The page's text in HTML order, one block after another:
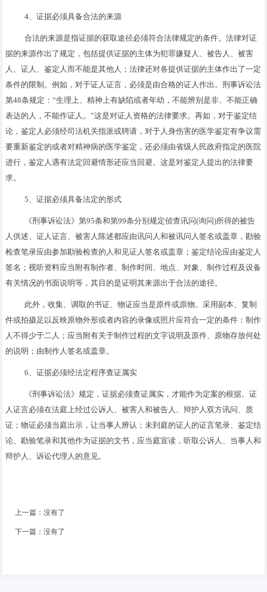
4、证据必须具备合法的来源
合法的来源是指证据的获取途径必须符合法律规定的条件。法律对证
据的来源作出了规定，包括提供证据的主体为犯罪嫌疑人、被告人、被害
人、证人、鉴定人而不能是其他人；法律还对各提供证据的主体作出了一定
条件的限制。例如，对于证人证言，必须是由合格的证人作出。刑事诉讼法
第48条规定：“生理上、精神上有缺陷或者年幼，不能辨别是非、不能正确
表达的人，不能作证人。”这是对证人资格的法律要求。再如，对于鉴定结
论，鉴定人必须经司法机关指派或聘请，对于人身伤害的医学鉴定有争议需
要重新鉴定的或者对精神病的医学鉴定，还必须由省级人民政府指定的医院
进行，鉴定人遇有法定回避情形还应当回避。这是对鉴定人提出的法律要
求。
5、证据必须具备法定的形式
《刑事诉讼法》第95条和第99条分别规定侦查讯问(询问)所得的被告
人供述、证人证言、被害人陈述都应由讯问人和被讯问人签名或盖章，勘验
检查笔录应由参加勘验检查的人和见证人签名或盖章；鉴定结论应由鉴定人
签名；视听资料应当附有制作者、制作时间、地点、对象、制作过程及设备
有关情况的书面说明等，其目的是证明其来源出于合法的途径。
此外，收集、调取的书证、物证应当是原件或原物。采用副本、复制
件或拍摄足以反映原物外形或者内容的录像或照片应符合一定的条件：制作
人不得少于二人；应当附有关于制作过程的文字说明及原件、原物存放何处
的说明；由制作人签名或盖章。
6、证据必须经法定程序查证属实
《刑事诉讼法》规定，证据必须查证属实，才能作为定案的根据。证
人证言必须在法庭上经过公诉人、被害人和被告人、辩护人双方讯问、质
证；物证必须当庭出示，让当事人辨认；未到庭的证人的证言笔录、鉴定结
论、勘验笔录和其他作为证据的文书，应当庭宣读，听取公诉人、当事人和
辩护人、诉讼代理人的意见。
上一篇：没有了
下一篇：没有了